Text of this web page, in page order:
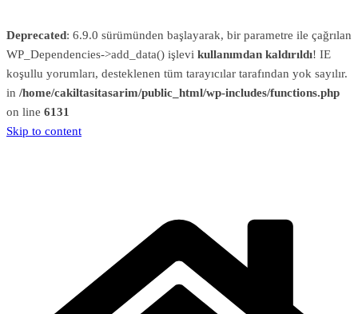
Deprecated: 6.9.0 sürümünden başlayarak, bir parametre ile çağrılan
WP_Dependencies->add_data() işlevi kullanımdan kaldırıldı! IE
koşullu yorumları, desteklenen tüm tarayıcılar tarafından yok sayılır.
in /home/cakiltasitasarim/public_html/wp-includes/functions.php
on line 6131
Skip to content